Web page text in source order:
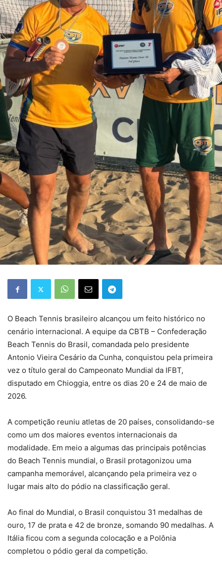
O Beach Tennis brasileiro alcançou um feito histórico no
cenário internacional. A equipe da CBTB – Confederação
Beach Tennis do Brasil, comandada pelo presidente
Antonio Vieira Cesário da Cunha, conquistou pela primeira
vez o título geral do Campeonato Mundial da IFBT,
disputado em Chioggia, entre os dias 20 e 24 de maio de
2026.
A competição reuniu atletas de 20 países, consolidando-se
como um dos maiores eventos internacionais da
modalidade. Em meio a algumas das principais potências
do Beach Tennis mundial, o Brasil protagonizou uma
campanha memorável, alcançando pela primeira vez o
lugar mais alto do pódio na classificação geral.
Ao final do Mundial, o Brasil conquistou 31 medalhas de
ouro, 17 de prata e 42 de bronze, somando 90 medalhas. A
Itália ficou com a segunda colocação e a Polônia
completou o pódio geral da competição.